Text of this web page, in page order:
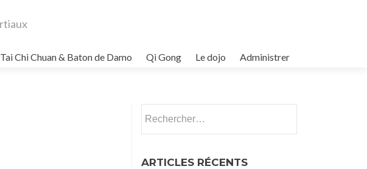
Tai Chi Chuan & Baton de Damo Qi Gong Le dojo Administrer
ARTICLES RÉCENTS